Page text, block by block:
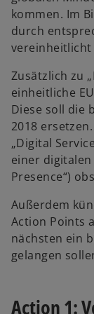
kommen. Im
durch
vereinheitlicht
Zusätzlich zu
einheitliche
Diese soll die
2018
„Digital
einer
Presence“)
Außerdem
Action Points
nächsten ein
gelangen
Action 1: